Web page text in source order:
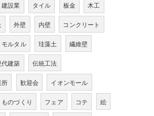
建設業 タイル 板金 木工
外壁 内壁 コンクリート
モルタル 珪藻土 繊維壁
代建築 伝統工法
所 歓迎会 イオンモール
ものづくり フェア コテ 絵